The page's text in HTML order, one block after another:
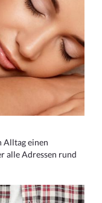
Alltag einen
alle Adressen rund